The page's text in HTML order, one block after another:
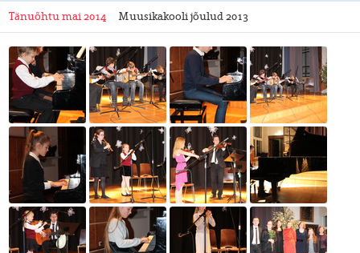
Tänuõhtu mai 2014 Muusikakooli jõulud 2013